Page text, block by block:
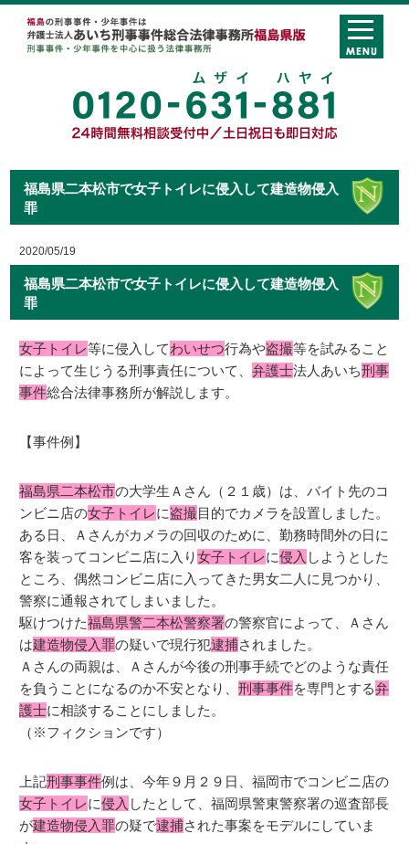
福島県二本松市で女子トイレに侵入して建造物侵入
罪
2020/05/19
福島県二本松市で女子トイレに侵入して建造物侵入
罪
女子トイレ等に侵入してわいせつ行為や盗撮等を試みること
によって生じうる刑事責任について、弁護士法人あいち刑事
事件総合法律事務所が解説します。
【事件例】
福島県二本松市の大学生Ａさん（２１歳）は、バイト先のコ
ンビニ店の女子トイレに盗撮目的でカメラを設置しました。
ある日、Ａさんがカメラの回収のために、勤務時間外の日に
客を装ってコンビニ店に入り女子トイレに侵入 しようとした
ところ、偶然コンビニ店に入ってきた男女二人に見つかり、
警察に通報されてしまいました。
駆けつけた福島県警二本松警察署の警察官によって、Ａさん
は建造物侵入罪の疑いで現行犯逮捕されました。
Ａさんの両親は、Ａさんが今後の刑事手続でどのような責任
を負うことになるのか不安となり、刑事事件を専門とする弁
護士に相談することにしました。
（※フィクションです）
上記刑事事件例は、今年９月２９日、福岡市でコンビニ店の
女子トイレに侵入 したとして、福岡県警東警察署の巡査部長
が建造物侵入罪の疑で逮捕された事案をモデルにしていま